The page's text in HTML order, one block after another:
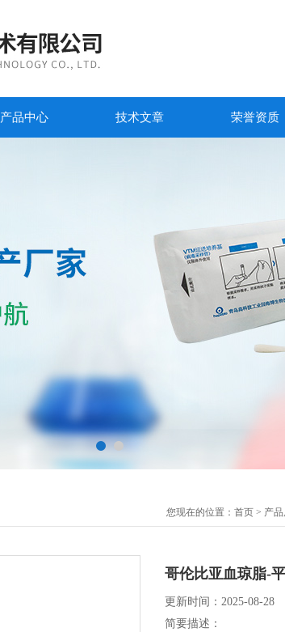
产品中心 技术文章 荣誉资质
您现在的位置： 首页 > 产
哥伦比亚血琼脂-
更新时间：2025-08-28
简要描述：